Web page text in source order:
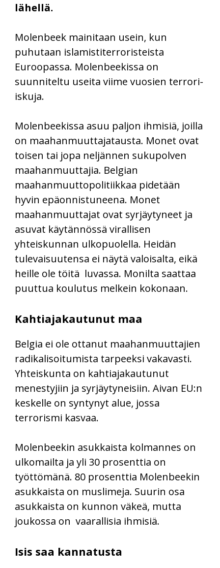
lähellä.
Molenbeek mainitaan usein, kun
puhutaan islamistiterroristeista
Euroopassa. Molenbeekissa on
suunniteltu useita viime vuosien terrori-
iskuja.
Molenbeekissa asuu paljon ihmisiä, joilla
on maahanmuuttajatausta. Monet ovat
toisen tai jopa neljännen sukupolven
maahanmuuttajia. Belgian
maahanmuuttopolitiikkaa pidetään
hyvin epäonnistuneena. Monet
maahanmuuttajat ovat syrjäytyneet ja
asuvat käytännössä virallisen
yhteiskunnan ulkopuolella. Heidän
tulevaisuutensa ei näytä valoisalta, eikä
heille ole töitä luvassa. Monilta saattaa
puuttua koulutus melkein kokonaan.
Kahtiajakautunut maa
Belgia ei ole ottanut maahanmuuttajien
radikalisoitumista tarpeeksi vakavasti.
Yhteiskunta on kahtiajakautunut
menestyjiin ja syrjäytyneisiin. Aivan EU:n
keskelle on syntynyt alue, jossa
terrorismi kasvaa.
Molenbeekin asukkaista kolmannes on
ulkomailta ja yli 30 prosenttia on
työttömänä. 80 prosenttia Molenbeekin
asukkaista on muslimeja. Suurin osa
asukkaista on kunnon väkeä, mutta
joukossa on vaarallisia ihmisiä.
Isis saa kannatusta